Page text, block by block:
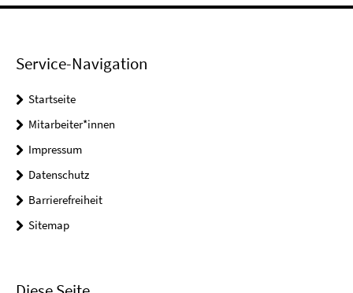
Service-Navigation
Startseite
Mitarbeiter*innen
Impressum
Datenschutz
Barrierefreiheit
Sitemap